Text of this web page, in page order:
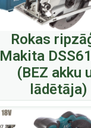
Rokas
Makita
(BEZ akku
lādētāja)